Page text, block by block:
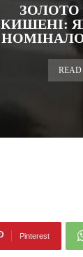
ЗОЛОТО
КИШЕНІ:
READ
Pinterest